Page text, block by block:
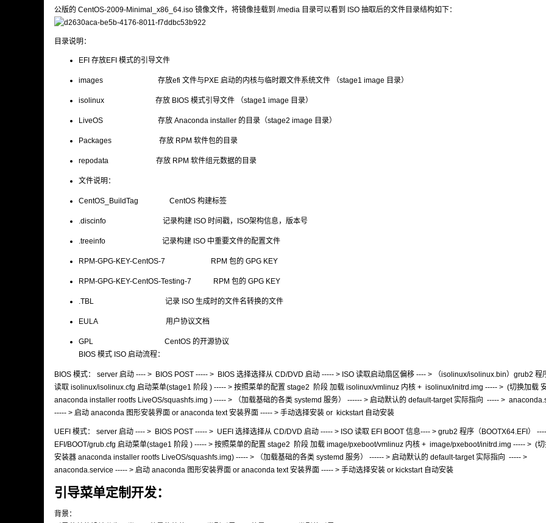
公版的 CentOS-2009-Minimal_x86_64.iso 镜像文件，将镜像挂载到 /media 目录可以看到 ISO 抽取后的文件目录结构如下：
目录说明：
EFI 存放EFI 模式的引导文件
images 存放efi 文件与PXE 启动的内核与临时跟文件系统文件 （stage1 image 目录）
isolinux 存放 BIOS 模式引导文件 （stage1 image 目录）
LiveOS 存放 Anaconda installer 的目录（stage2 image 目录）
Packages 存放 RPM 软件包的目录
repodata 存放 RPM 软件组元数据的目录
文件说明：
CentOS_BuildTag CentOS 构建标签
.discinfo 记录构建 ISO 时间戳，ISO架构信息，版本号
.treeinfo 记录构建 ISO 中重要文件的配置文件
RPM-GPG-KEY-CentOS-7 RPM 包的 GPG KEY
RPM-GPG-KEY-CentOS-Testing-7 RPM 包的 GPG KEY
.TBL 记录 ISO 生成时的文件名转换的文件
EULA 用户协议文档
GPL CentOS 的开源协议
BIOS 模式 ISO 启动流程：
BIOS 模式： server 启动 ---- > BIOS POST ----- > BIOS 选择选择从 CD/DVD 启动 ----- > ISO 读取启动扇区偏移 ---- > （isolinux/isolinux.bin）grub2 程
读取 isolinux/isolinux.cfg 启动菜单(stage1 阶段 ) ----- > 按照菜单的配置 stage2 阶段 加载 isolinux/vmlinuz 内核 + isolinux/initrd.img ----- > (切换加载
anaconda installer rootfs LiveOS/squashfs.img ) ----- > （加载基础的各类 systemd 服务） ------ > 启动默认的 default-target 实际指向 ----- >
----- > 启动 anaconda 图形安装界面 or anaconda text 安装界面 ----- > 手动选择安装 or kickstart 自动安装
UEFI 模式： server 启动 ---- > BIOS POST ----- > UEFI 选择选择从 CD/DVD 启动 ----- > ISO 读取 EFI BOOT 信息---- > grub2 程序（BOOTX64.EFI）
EFI/BOOT/grub.cfg 启动菜单(stage1 阶段 ) ----- > 按照菜单的配置 stage2 阶段 加载 image/pxeboot/vmlinuz 内核 + image/pxeboot/initrd.img ----- > (
安装器 anaconda installer rootfs LiveOS/squashfs.img) ----- > （加载基础的各类 systemd 服务） ------ > 启动默认的 default-target 实际指向 ----- >
anaconda.service ----- > 启动 anaconda 图形安装界面 or anaconda text 安装界面 ----- > 手动选择安装 or kickstart 自动安装
引导菜单定制开发：
背景：